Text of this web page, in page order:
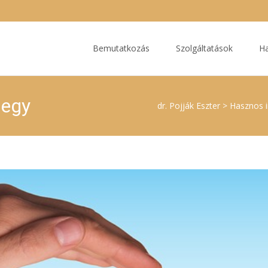
Bemutatkozás Szolgáltatások
dr. Pojják Eszter > Hasznos